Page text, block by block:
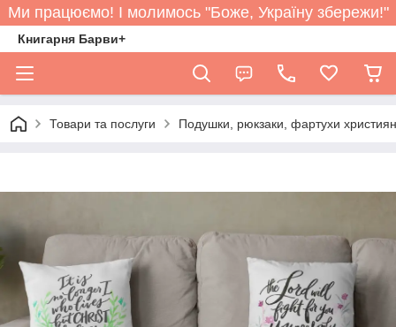
Ми працюємо! І молимось "Боже, Україну збережи!"
Книгарня Барви+
Товари та послуги Подушки, рюкзаки, фартухи